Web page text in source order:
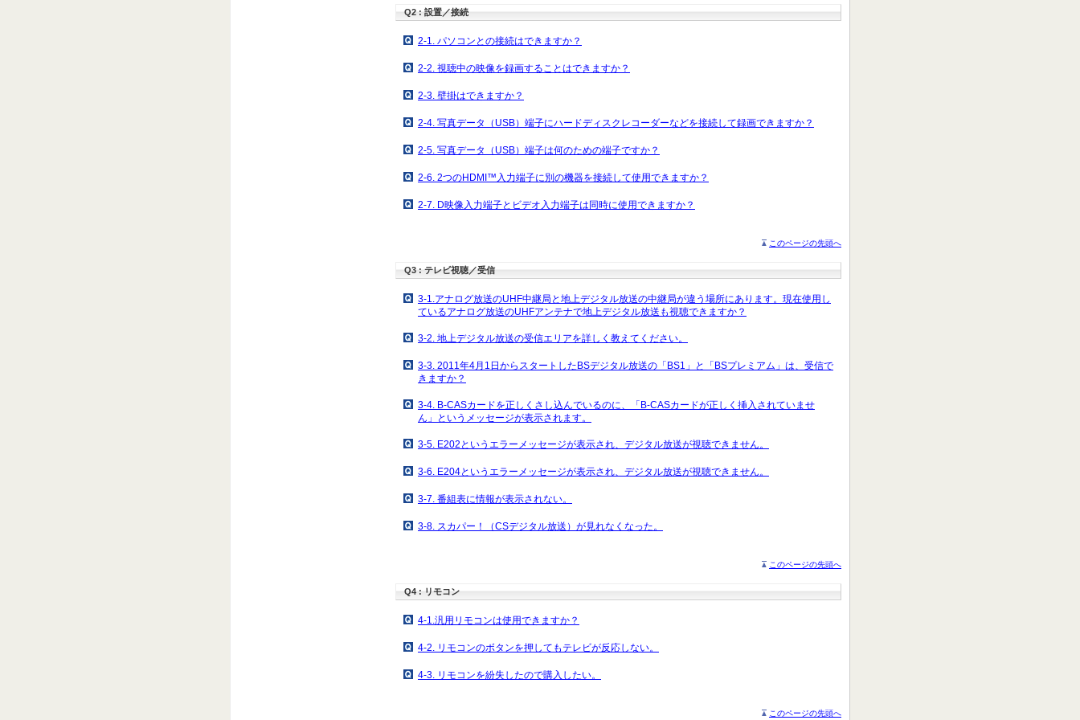
Q2 : 設置／接続
2-1. パソコンとの接続はできますか？
2-2. 視聴中の映像を録画することはできますか？
2-3. 壁掛はできますか？
2-4. 写真データ（USB）端子にハードディスクレコーダーなどを接続して録画できますか？
2-5. 写真データ（USB）端子は何のための端子ですか？
2-6. 2つのHDMI™入力端子に別の機器を接続して使用できますか？
2-7. D映像入力端子とビデオ入力端子は同時に使用できますか？
このページの先頭へ
Q3 : テレビ視聴／受信
3-1.アナログ放送のUHF中継局と地上デジタル放送の中継局が違う場所にあります。現在使用し
ているアナログ放送のUHFアンテナで地上デジタル放送も視聴できますか？
3-2. 地上デジタル放送の受信エリアを詳しく教えてください。
3-3. 2011年4月1日からスタートしたBSデジタル放送の「BS1」と「BSプレミアム」は、受信で
きますか？
3-4. B-CASカードを正しくさし込んでいるのに、「B-CASカードが正しく挿入されていませ
ん」というメッセージが表示されます。
3-5. E202というエラーメッセージが表示され、デジタル放送が視聴できません。
3-6. E204というエラーメッセージが表示され、デジタル放送が視聴できません。
3-7. 番組表に情報が表示されない。
3-8. スカパー！（CSデジタル放送）が見れなくなった。
このページの先頭へ
Q4 : リモコン
4-1.汎用リモコンは使用できますか？
4-2. リモコンのボタンを押してもテレビが反応しない。
4-3. リモコンを紛失したので購入したい。
このページの先頭へ